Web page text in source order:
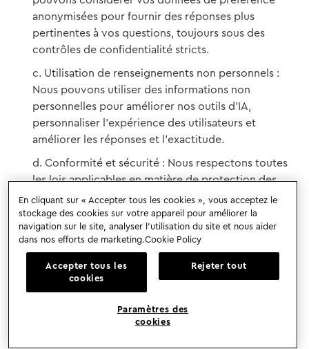
anonymisées pour fournir des réponses plus
pertinentes à vos questions, toujours sous des
contrôles de confidentialité stricts.
Utilisation de renseignements non personnels :
Nous pouvons utiliser des informations non
personnelles pour améliorer nos outils d’IA,
personnaliser l’expérience des utilisateurs et
améliorer les réponses et l’exactitude.
Conformité et sécurité : Nous respectons toutes
les lois applicables en matière de protection des
données et les normes de sécurité de l’information
pour protéger toutes les données traitées par nos
systèmes d’IA.
Avis de non-responsabilité : Bien que nos outils
d’IA soient conçus pour améliorer votre expérience,
Consentement et contrôle de l’utilisateur : En
utilisant nos fonctions d’assistance à l’IA, vous
En cliquant sur « Accepter tous les cookies », vous acceptez le
stockage des cookies sur votre appareil pour améliorer la
navigation sur le site, analyser l’utilisation du site et nous aider
dans nos efforts de marketing.Cookie Policy
Accepter tous les
cookies
Rejeter tout
Paramètres des
cookies